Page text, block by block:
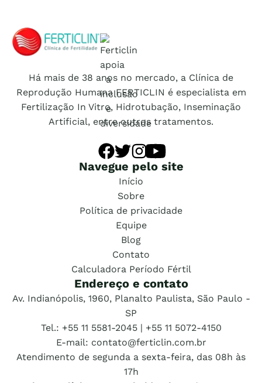
Logo Ferticlin - ir para a página inicial do site
Há mais de 38 anos no mercado, a Clínica de
Reprodução Humana FERTICLIN é especialista em
Fertilização In Vitro, Hidrotubação, Inseminação
Artificial, entre outros tratamentos.
Navegue pelo site
Início
Sobre
Política de privacidade
Equipe
Blog
Contato
Calculadora Período Fértil
Endereço e contato
Av. Indianópolis, 1960, Planalto Paulista, São Paulo -
SP
Tel.: +55 11 5581-2045 | +55 11 5072-4150
E-mail: contato@ferticlin.com.br
Atendimento de segunda a sexta-feira, das 08h às
17h